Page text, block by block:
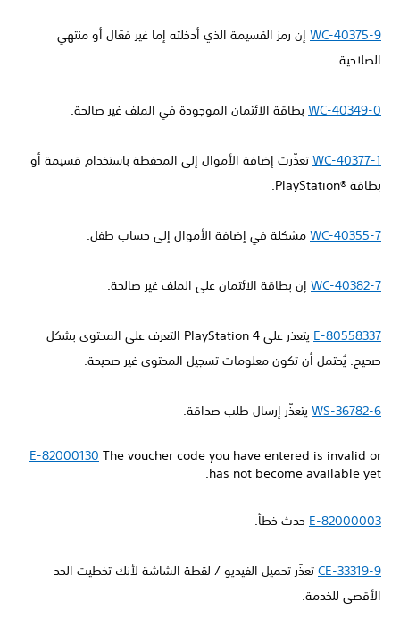
WC-40375-9 إن رمز القسيمة الذي أدخلته إما غير فعّال أو منتهي
الصلاحية.
WC-40349-0 بطاقة الائتمان الموجودة في الملف غير صالحة.
WC-40377-1 تعذّرت إضافة الأموال إلى المحفظة باستخدام قسيمة أو
بطاقة PlayStation®‎.
WC-40355-7 مشكلة في إضافة الأموال إلى حساب طفل.
WC-40382-7 إن بطاقة الائتمان على الملف غير صالحة.
E-80558337
يتعذر على PlayStation 4 التعرف على المحتوى بشكل
صحيح. يُحتمل أن تكون معلومات تسجيل المحتوى غير صحيحة.
WS-36782-6 يتعذّر إرسال طلب صداقة.
E-82000130 The voucher code you have entered is invalid or
has not become available yet.
E-82000003 حدث خطأ.
CE-33319-9 تعذّر تحميل الفيديو / لقطة الشاشة لأنك تخطيت الحد
الأقصى للخدمة.